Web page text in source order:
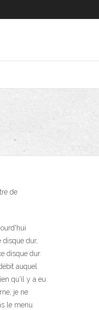
de
dur,
disque dur.
auquel
qu'il y a eu
je ne
le menu